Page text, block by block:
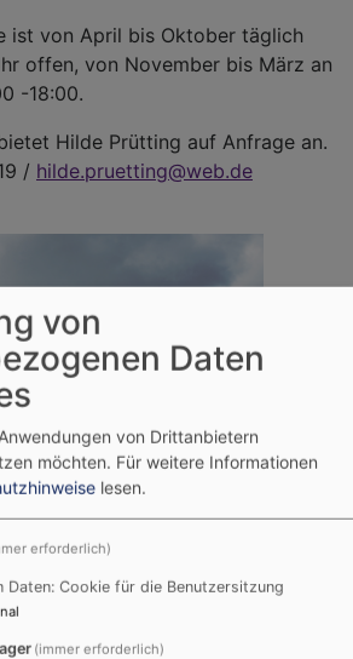
ist von April bis Oktober täglich
offen, von November bis März an
-18:00.
Hilde Prütting auf Anfrage an.
/ hilde.pruetting@web.de
von
Daten
von Drittanbietern
möchten. Für weitere Informationen
lesen.
erforderlich)
Daten: Cookie für die Benutzersitzung
(immer erforderlich)